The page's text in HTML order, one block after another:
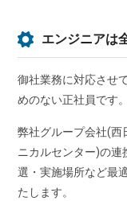
エンジニアは
御社業務に対応させ
めのない正社員です。
弊社グループ会社(西
ニカルセンター)の連
選・実施場所など最
たします。